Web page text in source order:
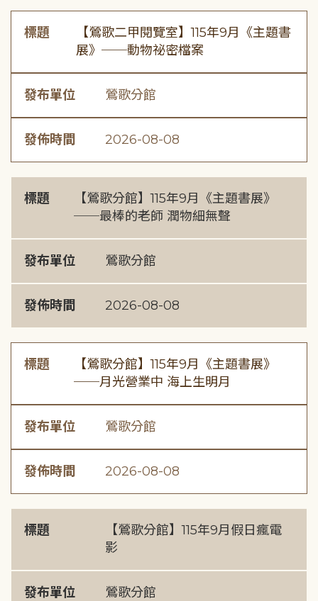
標題
【鶯歌二甲閱覽室】115年9月《主題書
展》──動物祕密檔案
發布單位 鶯歌分館
發佈時間 2026-08-08
標題
【鶯歌分館】115年9月《主題書展》
──最棒的老師 潤物細無聲
發布單位 鶯歌分館
發佈時間 2026-08-08
標題
【鶯歌分館】115年9月《主題書展》
──月光營業中 海上生明月
發布單位 鶯歌分館
發佈時間 2026-08-08
標題
【鶯歌分館】115年9月假日瘋電
影
發布單位 鶯歌分館